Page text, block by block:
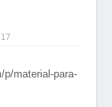
p/material-para-